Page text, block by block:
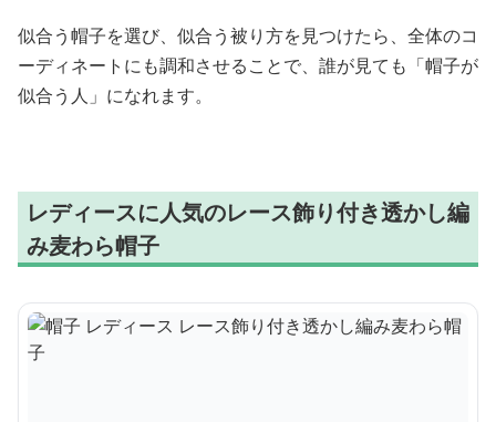
似合う帽子を選び、似合う被り方を見つけたら、全体のコ
ーディネートにも調和させることで、誰が見ても「帽子が
似合う人」になれます。
レディースに人気のレース飾り付き透かし編
み麦わら帽子